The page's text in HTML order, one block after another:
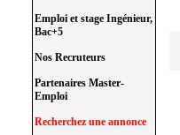
Emploi et stage Ingénieur,
Bac+5
Nos Recruteurs
Partenaires Master-
Emploi
Recherchez une annonce